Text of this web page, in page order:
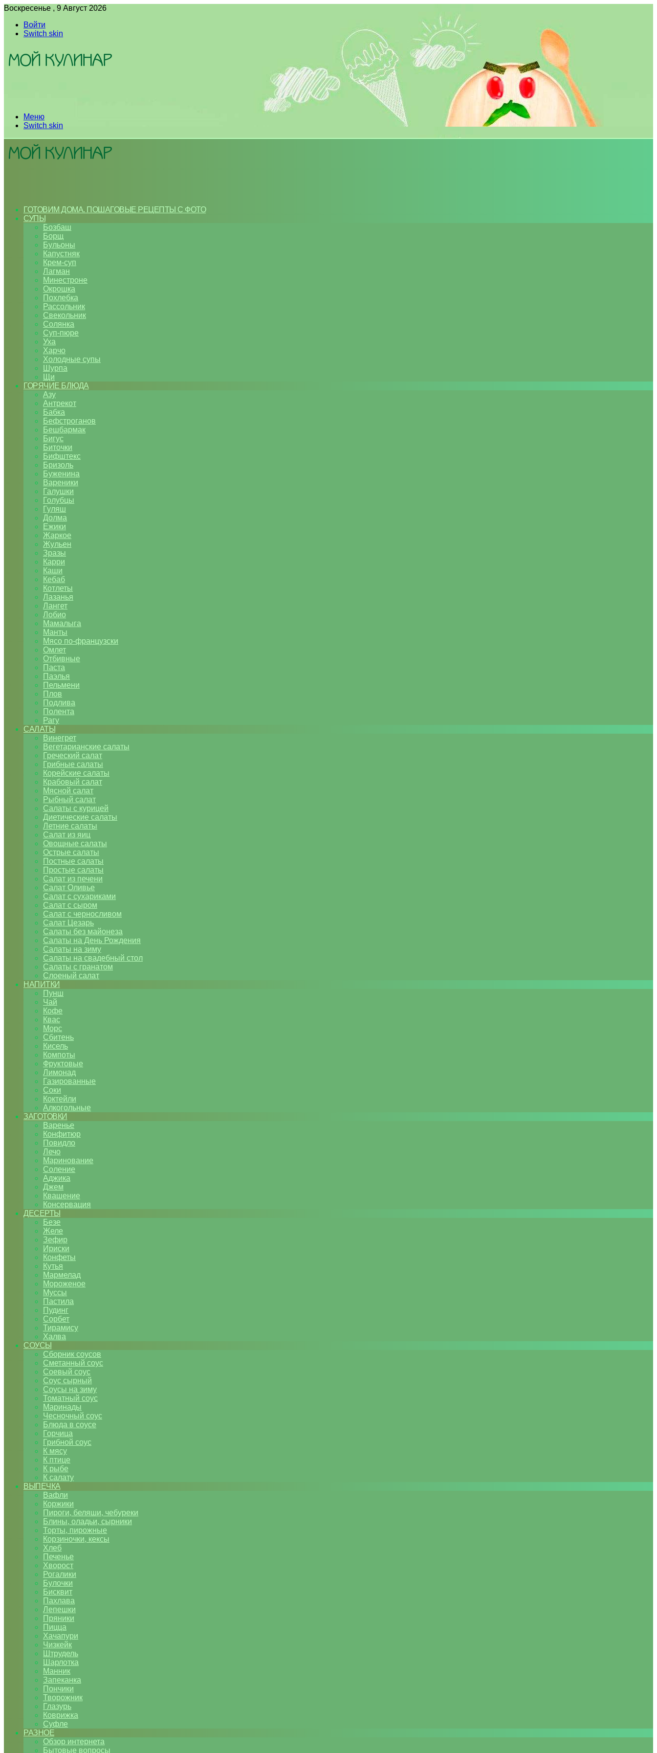
Воскресенье , 9 Август 2026
Войти
Switch skin
Меню
Switch skin
ГОТОВИМ ДОМА. ПОШАГОВЫЕ РЕЦЕПТЫ С ФОТО
СУПЫ
Бозбаш
Борщ
Бульоны
Капустняк
Крем-суп
Лагман
Минестроне
Окрошка
Похлебка
Рассольник
Свекольник
Солянка
Суп-пюре
Уха
Харчо
Холодные супы
Шурпа
Щи
ГОРЯЧИЕ БЛЮДА
Азу
Антрекот
Бабка
Бефстроганов
Бешбармак
Бигус
Биточки
Бифштекс
Бризоль
Буженина
Вареники
Галушки
Голубцы
Гуляш
Долма
Ежики
Жаркое
Жульен
Зразы
Карри
Каши
Кебаб
Котлеты
Лазанья
Лангет
Лобио
Мамалыга
Манты
Мясо по-французски
Омлет
Отбивные
Паста
Паэлья
Пельмени
Плов
Подлива
Полента
Рагу
САЛАТЫ
Винегрет
Вегетарианские салаты
Греческий салат
Грибные салаты
Корейские салаты
Крабовый салат
Мясной салат
Рыбный салат
Салаты с курицей
Диетические салаты
Летние салаты
Салат из яиц
Овощные салаты
Острые салаты
Постные салаты
Простые салаты
Салат из печени
Салат Оливье
Салат с сухариками
Салат с сыром
Салат с черносливом
Салат Цезарь
Салаты без майонеза
Салаты на День Рождения
Салаты на зиму
Салаты на свадебный стол
Салаты с гранатом
Слоеный салат
НАПИТКИ
Пунш
Чай
Кофе
Квас
Морс
Сбитень
Кисель
Компоты
Фруктовые
Лимонад
Газированные
Соки
Коктейли
Алкогольные
ЗАГОТОВКИ
Варенье
Конфитюр
Повидло
Лечо
Маринование
Соление
Аджика
Джем
Квашение
Консервация
ДЕСЕРТЫ
Безе
Желе
Зефир
Ириски
Конфеты
Кутья
Мармелад
Мороженое
Муссы
Пастила
Пудинг
Сорбет
Тирамису
Халва
СОУСЫ
Сборник соусов
Сметанный соус
Соевый соус
Соус сырный
Соусы на зиму
Томатный соус
Маринады
Чесночный соус
Блюда в соусе
Горчица
Грибной соус
К мясу
К птице
К рыбе
К салату
ВЫПЕЧКА
Вафли
Коржики
Пироги, беляши, чебуреки
Блины, оладьи, сырники
Торты, пирожные
Корзиночки, кексы
Хлеб
Печенье
Хворост
Рогалики
Булочки
Бисквит
Пахлава
Лепешки
Пряники
Пицца
Хачапури
Чизкейк
Штрудель
Шарлотка
Манник
Запеканка
Пончики
Творожник
Глазурь
Коврижка
Суфле
РАЗНОЕ
Обзор интернета
Бытовые вопросы